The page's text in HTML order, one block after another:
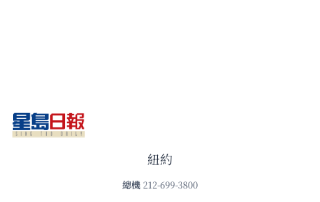
紐約
總機 212-699-3800